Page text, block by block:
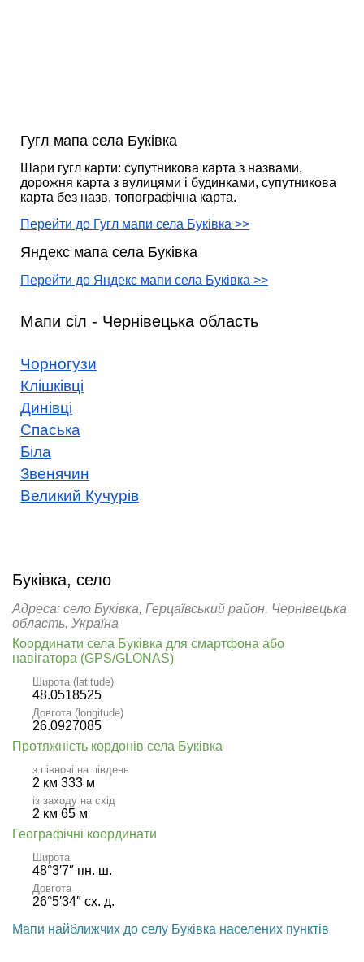
Гугл мапа села Буківка
Шари гугл карти: супутникова карта з назвами,
дорожня карта з вулицями і будинками, супутникова
карта без назв, топографічна карта.
Перейти до Гугл мапи села Буківка >>
Яндекс мапа села Буківка
Перейти до Яндекс мапи села Буківка >>
Мапи сіл - Чернівецька область
Чорногузи
Клішківці
Динівці
Спаська
Біла
Звенячин
Великий Кучурів
Буківка, село
Адреса: село Буківка, Герцаївський район, Чернівецька
область, Україна
Координати села Буківка для смартфона або
навігатора (GPS/GLONAS)
Широта (latitude)
48.0518525
Довгота (longitude)
26.0927085
Протяжність кордонів села Буківка
з півночі на південь
2 км 333 м
із заходу на схід
2 км 65 м
Географічні координати
Широта
48°3′7″ пн. ш.
Довгота
26°5′34″ сх. д.
Мапи найближчих до селу Буківка населених пунктів